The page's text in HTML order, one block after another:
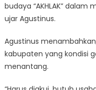
budaya “AKHLAK”
ujar Agustinus.
Agustinus
kabupaten yang kondisi
menantang.